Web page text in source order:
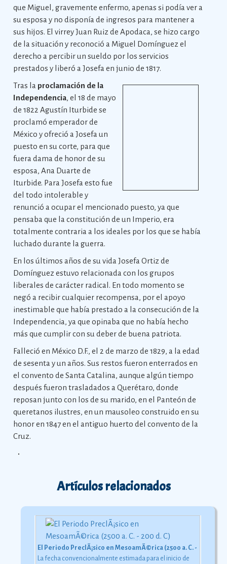
que Miguel, gravemente enfermo, apenas si podía ver a
su esposa y no disponía de ingresos para mantener a
sus hijos. El virrey Juan Ruiz de Apodaca, se hizo cargo
de la situación y reconoció a Miguel Domínguez el
derecho a percibir un sueldo por los servicios
prestados y liberó a Josefa en junio de 1817.
Tras la proclamación de la
Independencia, el 18 de mayo
de 1822 Agustín Iturbide se
proclamó emperador de
México y ofreció a Josefa un
puesto en su corte, para que
fuera dama de honor de su
esposa, Ana Duarte de
Iturbide. Para Josefa esto fue
del todo intolerable y
renunció a ocupar el mencionado puesto, ya que
pensaba que la constitución de un Imperio, era
totalmente contraria a los ideales por los que se había
luchado durante la guerra.
En los últimos años de su vida Josefa Ortiz de
Domínguez estuvo relacionada con los grupos
liberales de carácter radical. En todo momento se
negó a recibir cualquier recompensa, por el apoyo
inestimable que había prestado a la consecución de la
Independencia, ya que opinaba que no había hecho
más que cumplir con su deber de buena patriota.
Falleció en México D.F., el 2 de marzo de 1829, a la edad
de sesenta y un años. Sus restos fueron enterrados en
el convento de Santa Catalina, aunque algún tiempo
después fueron trasladados a Querétaro, donde
reposan junto con los de su marido, en el Panteón de
queretanos ilustres, en un mausoleo construido en su
honor en 1847 en el antiguo huerto del convento de la
Cruz.
Artículos relacionados
El Periodo PreclÃ¡sico en MesoamÃ©rica (2500 a. C. - 200 d. C)
La fecha convencionalmente estimada para el inicio de